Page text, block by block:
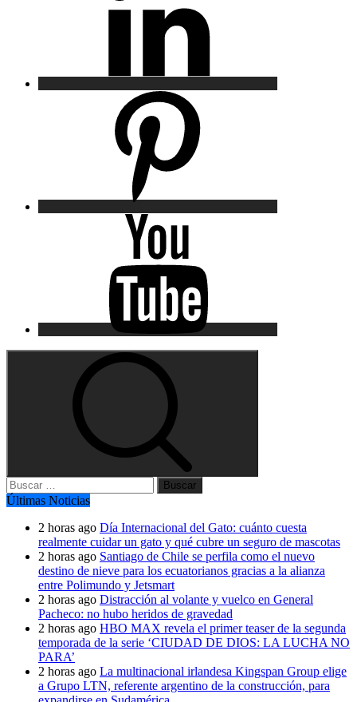
Buscar:
Últimas Noticias
2 horas ago Día Internacional del Gato: cuánto cuesta
realmente cuidar un gato y qué cubre un seguro de mascotas
2 horas ago Santiago de Chile se perfila como el nuevo
destino de nieve para los ecuatorianos gracias a la alianza
entre Polimundo y Jetsmart
2 horas ago Distracción al volante y vuelco en General
Pacheco: no hubo heridos de gravedad
2 horas ago HBO MAX revela el primer teaser de la segunda
temporada de la serie ‘CIUDAD DE DIOS: LA LUCHA NO
PARA’
2 horas ago La multinacional irlandesa Kingspan Group elige
a Grupo LTN, referente argentino de la construcción, para